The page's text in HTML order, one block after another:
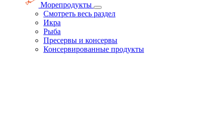
Морепродукты
Смотреть весь раздел
Икра
Рыба
Пресервы и консервы
Консервированные продукты